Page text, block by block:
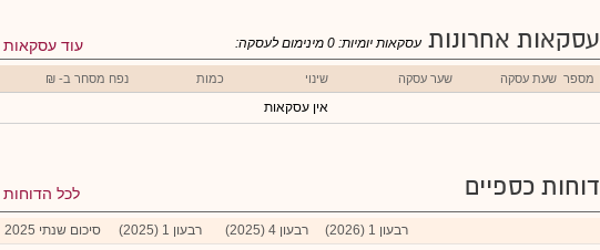
עסקאות אחרונות עוד עסקאות עסקאות יומיות: 0 מינימום לעסקה:
מספר שעת עסקה שער עסקה שינוי כמות נפח מסחר ב- ₪
אין עסקאות
דוחות כספיים לכל הדוחות
רבעון 1 (2026) רבעון 4 (2025) רבעון 1 (2025) סיכום שנתי 2025